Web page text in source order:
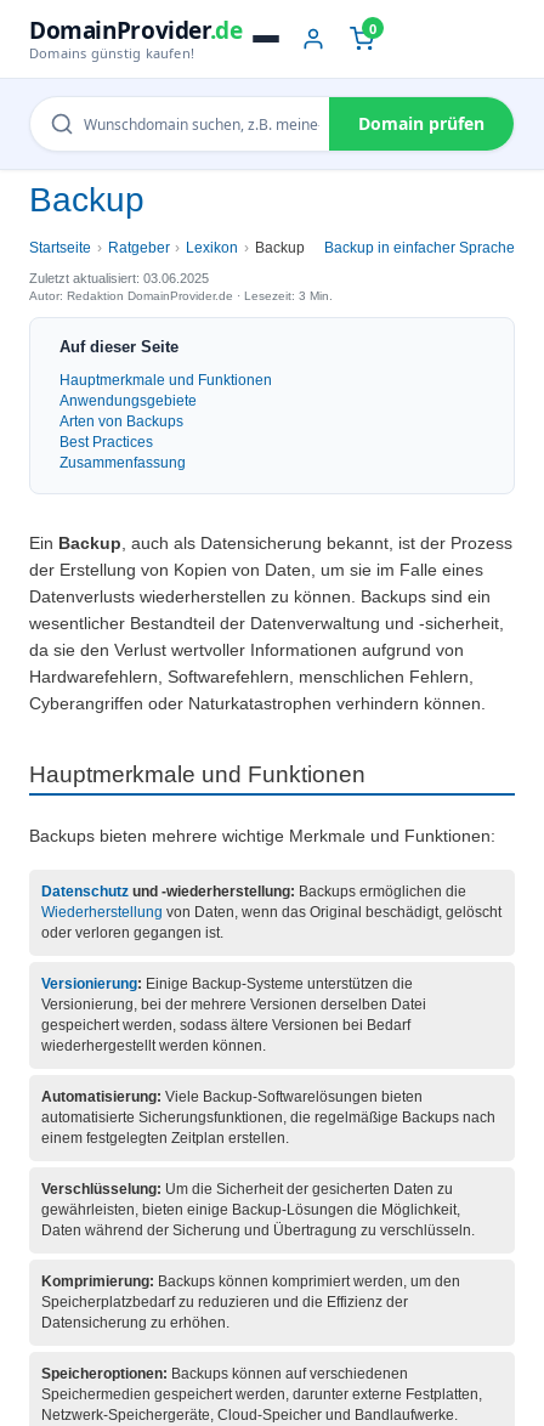
DomainProvider.de
Domains günstig kaufen!
0
Domain prüfen
Backup
Startseite Ratgeber Lexikon Backup Backup in einfacher Sprache
Zuletzt aktualisiert: 03.06.2025
Autor: Redaktion DomainProvider.de · Lesezeit: 3 Min.
Auf dieser Seite
Hauptmerkmale und Funktionen
Anwendungsgebiete
Arten von Backups
Best Practices
Zusammenfassung
Ein Backup , auch als Datensicherung bekannt, ist der Prozess
der Erstellung von Kopien von Daten, um sie im Falle eines
Datenverlusts wiederherstellen zu können. Backups sind ein
wesentlicher Bestandteil der Datenverwaltung und -sicherheit,
da sie den Verlust wertvoller Informationen aufgrund von
Hardwarefehlern, Softwarefehlern, menschlichen Fehlern,
Cyberangriffen oder Naturkatastrophen verhindern können.
Hauptmerkmale und Funktionen
Backups bieten mehrere wichtige Merkmale und Funktionen:
Datenschutz und -wiederherstellung: Backups ermöglichen die
Wiederherstellung von Daten, wenn das Original beschädigt, gelöscht
oder verloren gegangen ist.
Versionierung: Einige Backup-Systeme unterstützen die
Versionierung, bei der mehrere Versionen derselben Datei
gespeichert werden, sodass ältere Versionen bei Bedarf
wiederhergestellt werden können.
Automatisierung: Viele Backup-Softwarelösungen bieten
automatisierte Sicherungsfunktionen, die regelmäßige Backups nach
einem festgelegten Zeitplan erstellen.
Verschlüsselung: Um die Sicherheit der gesicherten Daten zu
gewährleisten, bieten einige Backup-Lösungen die Möglichkeit,
Daten während der Sicherung und Übertragung zu verschlüsseln.
Komprimierung: Backups können komprimiert werden, um den
Speicherplatzbedarf zu reduzieren und die Effizienz der
Datensicherung zu erhöhen.
Speicheroptionen: Backups können auf verschiedenen
Speichermedien gespeichert werden, darunter externe Festplatten,
Netzwerk-Speichergeräte, Cloud-Speicher und Bandlaufwerke.